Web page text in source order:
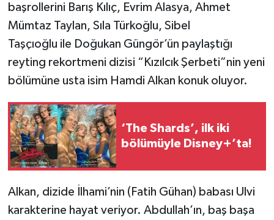
başrollerini Barış Kılıç, Evrim Alasya, Ahmet
Mümtaz Taylan, Sıla Türkoğlu, Sibel
Taşçıoğlu ile Doğukan Güngör’ün paylaştığı
reyting rekortmeni dizisi “Kızılcık Şerbeti”nin yeni
bölümüne usta isim Hamdi Alkan konuk oluyor.
‘The Shards’, ilk iki
bölümüyle Disney+’ta!
Alkan, dizide İlhami’nin (Fatih Gühan) babası Ulvi
karakterine hayat veriyor. Abdullah’ın, baş başa